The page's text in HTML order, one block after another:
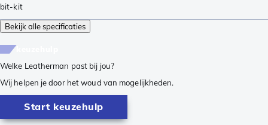
bit-kit
Bekijk alle specificaties
Welke Leatherman past bij jou?
Wij helpen je door het woud van mogelijkheden.
Start keuzehulp